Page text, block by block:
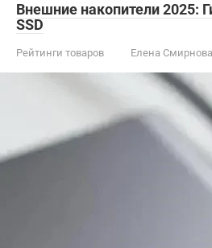
Внешние накопители 2025:
SSD
Рейтинги товаров Елена Смирнова